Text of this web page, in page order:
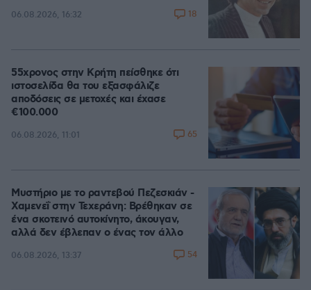
06.08.2026, 16:32 18
55χρονος στην Κρήτη πείσθηκε ότι
ιστοσελίδα θα του εξασφάλιζε
αποδόσεις σε μετοχές και έχασε
€100.000
06.08.2026, 11:01 65
Μυστήριο με το ραντεβού Πεζεσκιάν -
Χαμενεΐ στην Τεχεράνη: Βρέθηκαν σε
ένα σκοτεινό αυτοκίνητο, άκουγαν,
αλλά δεν έβλεπαν ο ένας τον άλλο
06.08.2026, 13:37 54